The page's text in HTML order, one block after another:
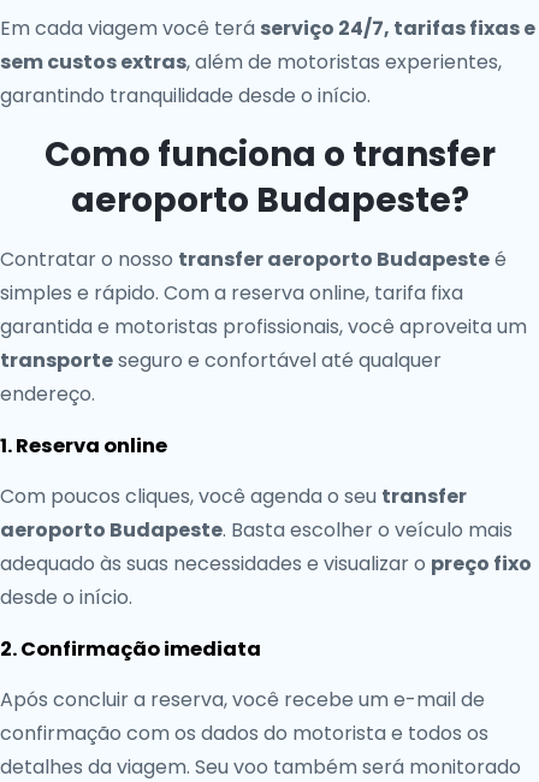
Em cada viagem você terá serviço 24/7, tarifas fixas e
sem custos extras, além de motoristas experientes,
garantindo tranquilidade desde o início.
Como funciona o transfer
aeroporto Budapeste?
Contratar o nosso transfer aeroporto Budapesteé
simples e rápido. Com a reserva online, tarifa fixa
garantida e motoristas profissionais, você aproveita um
transporteseguro e confortável até qualquer
endereço.
1. Reserva online
Com poucos cliques, você agenda o seu transfer
aeroporto Budapeste. Basta escolher o veículo mais
adequado às suas necessidades e visualizar o preço fixo
desde o início.
2. Confirmação imediata
Após concluir a reserva, você recebe um e-mail de
confirmação com os dados do motorista e todos os
detalhes da viagem. Seu voo também será monitorado